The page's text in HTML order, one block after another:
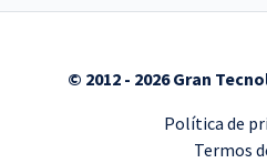
© 2012 - 2026 Gran
Política de
Termos